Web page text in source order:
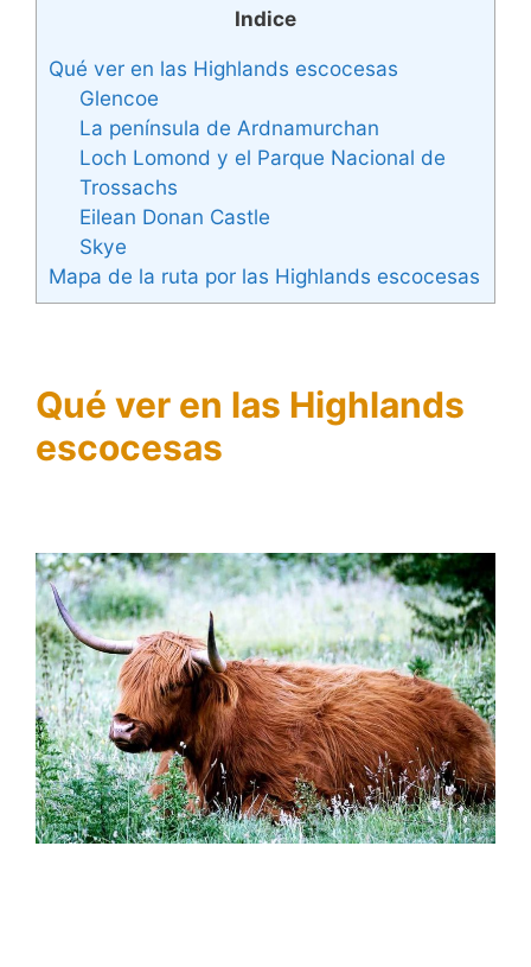
Indice
Qué ver en las Highlands escocesas
Glencoe
La península de Ardnamurchan
Loch Lomond y el Parque Nacional de
Trossachs
Eilean Donan Castle
Skye
Mapa de la ruta por las Highlands escocesas
Qué ver en las Highlands
escocesas